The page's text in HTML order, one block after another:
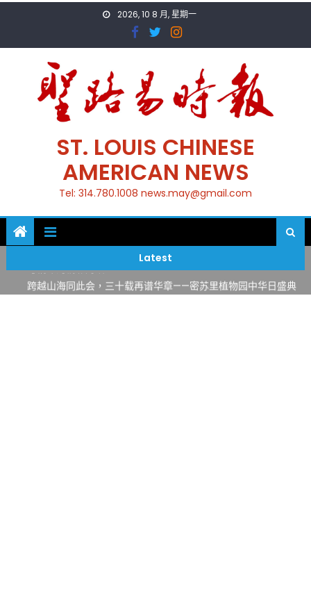
2026, 10 8 月, 星期一
ST. LOUIS CHINESE
AMERICAN NEWS
Tel: 314.780.1008 news.may@gmail.com
Latest
一晃三十年，初夏又相逢。中华日，等你来赴约 —— 密苏里植物
园“中华日三十周年特别报道（五）
筝声与琴韵交汇：刘励(Li Statler)与钢琴家Darek演绎一场古筝
跨越山海同此会，三十载再谱华章——密苏里植物园中华日盛典